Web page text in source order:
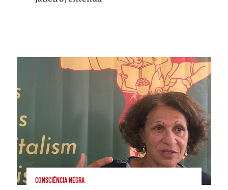
CONSCIÊNCIA NEGRA